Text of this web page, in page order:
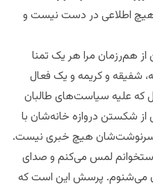
هیچ اطلاعی در دست نیست و
هم‌رزمان مرا هر یک تمنا
شفیقه و کریمه و یک فعال
که علیه سیاست‌های‌ طالبان
شکستن دروازه خانه‌شان با
سرنوشت‌شان هیچ خبری نیست.
استخوانم لمس می‌کنم و صدای
می‌شنوم. پرسش این است که